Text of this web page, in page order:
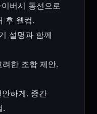
버시 동선으로
후 웰컴.
설명과 함께
한 조합 제안.
하게. 중간
.